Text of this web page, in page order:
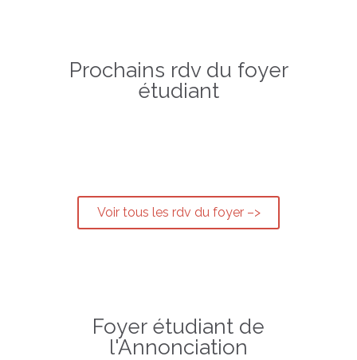
Prochains rdv du foyer
étudiant
Voir tous les rdv du foyer –>
Foyer étudiant de
l'Annonciation